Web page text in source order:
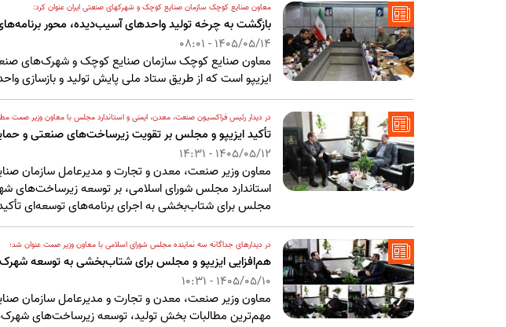
معاون صنایع کوچک سازمان صنایع کوچک و شهرکهای صنعتی ایران عنوان کرد:
بازگشت به چرخه تولید واحدهای آسیب‌دیده، محور
1405/05/14 - 08:01
معاون صنایع کوچک سازمان صنایع کوچک و شهرک‌های
ایزیپو است که از طریق ستاد ملی پایش تولید و بازسازی
در دیدار رئیس فراکسیون صنعت، معدن، ایمنی و استاندارد مجلس با معاون وزیر صمت
تأکید ایزیپو و مجلس بر تقویت زیرساخت‌های صنعتی و
1405/05/12 - 14:31
معاون وزیر صنعت، معدن و تجارت و مدیرعامل سازمان
استاندارد مجلس شورای اسلامی، بر توسعه زیرساخت‌های
مجلس برای شتاب‌بخشی به اجرای برنامه‌های توسعه‌ای
در دیدارهای جداگانه سه نماینده مجلس شورای اسلامی با معاون وزیر صمت عنوان شد؛
هم‌افزایی ایزیپو و مجلس برای شتاب‌بخشی به توسعه
1405/05/10 - 10:31
معاون وزیر صنعت، معدن و تجارت و مدیرعامل سازمان
مهم‌ترین مطالبات بخش تولید، توسعه زیرساخت‌های